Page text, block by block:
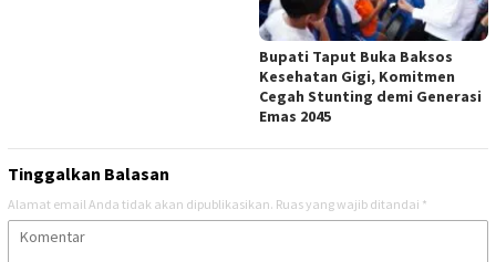
Bupati Taput Buka Baksos
Kesehatan Gigi, Komitmen
Cegah Stunting demi Generasi
Emas 2045
Tinggalkan Balasan
Alamat email Anda tidak akan dipublikasikan. Ruas yang wajib ditandai *